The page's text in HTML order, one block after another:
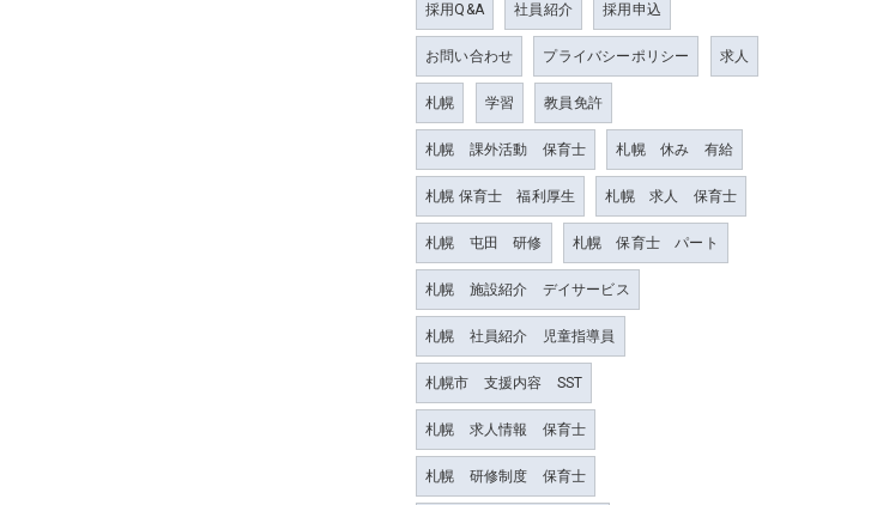
採用Q&A 社員紹介 採用申込
お問い合わせ プライバシーポリシー 求人
札幌 学習 教員免許
札幌 課外活動 保育士 札幌 休み 有給
札幌 保育士 福利厚生 札幌 求人 保育士
札幌 屯田 研修 札幌 保育士 パート
札幌 施設紹介 デイサービス
札幌 社員紹介 児童指導員
札幌市 支援内容 SST
札幌 求人情報 保育士
札幌 研修制度 保育士